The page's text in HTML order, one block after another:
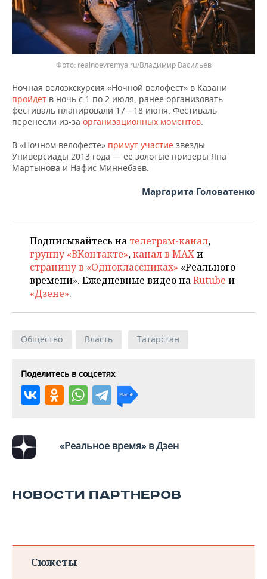
Фото: realnoevremya.ru/Владимир Васильев
Ночная велоэкскурсия «Ночной велофест» в Казани
пройдет в ночь с 1 по 2 июля, ранее организовать
фестиваль планировали 17—18 июня. Фестиваль
перенесли из-за организационных моментов
В «Ночном велофесте» примут участие звезды
Универсиады 2013 года — ее золотые призеры Яна
Мартынова и Нафис Миннебаев.
Маргарита Головатенко
Подписывайтесь на телеграм-канал,
группу «ВКонтакте»,канал в MAXи
страницу в «Одноклассниках» «Реального
времени». Ежедневные видео наRutube и
«Дзене».
Общество Власть Татарстан
Поделитесь в соцсетях
«Реальное время» в Дзен
НОВОСТИ ПАРТНЕРОВ
Сюжеты